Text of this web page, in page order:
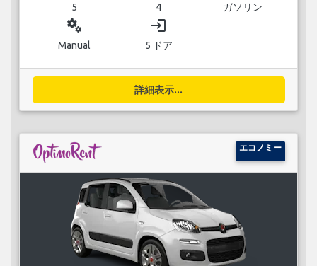
5 4 ガソリン
miscellaneous_services
Manual
login
5 ドア
詳細表示...
エコノミー